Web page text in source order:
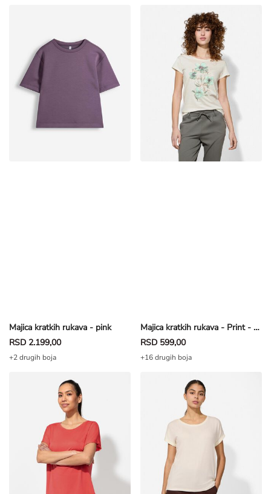
Majica kratkih rukava - pink
RSD 2.199,00
+2 drugih boja
Majica kratkih rukava - Print - prljavobela
RSD 599,00
+16 drugih boja